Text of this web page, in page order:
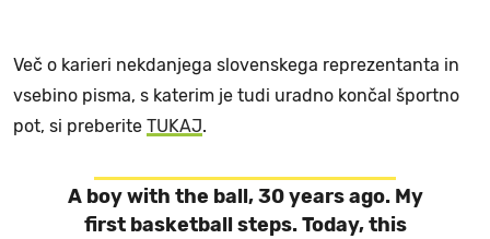
Več o karieri nekdanjega slovenskega reprezentanta in
vsebino pisma, s katerim je tudi uradno končal športno
pot, si preberite TUKAJ.
A boy with the ball, 30 years ago. My
first basketball steps. Today, this